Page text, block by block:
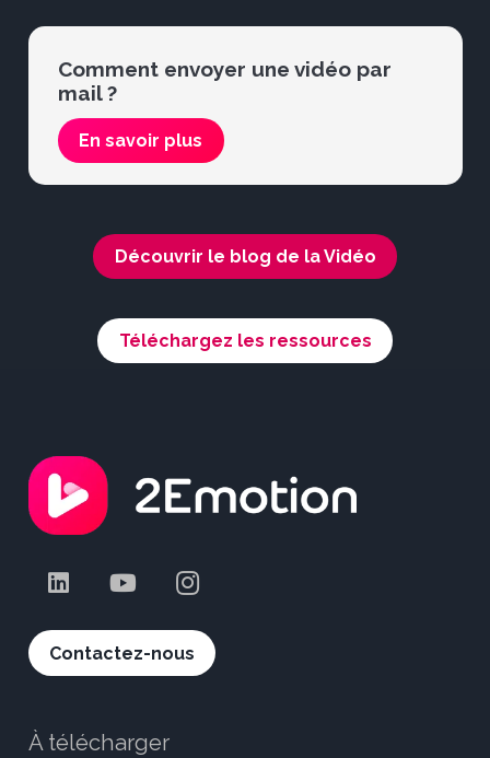
Comment envoyer une vidéo par
mail ?
En savoir plus
Découvrir le blog de la Vidéo
Téléchargez les ressources
Contactez-nous
À télécharger